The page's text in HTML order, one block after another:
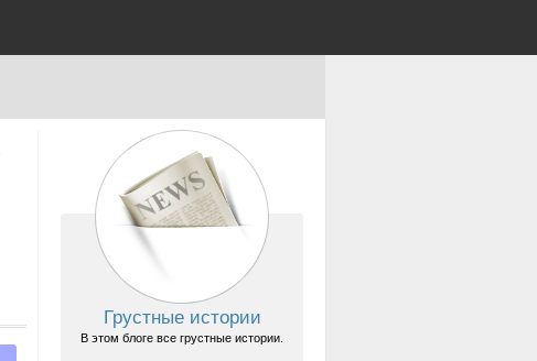
Грустные истории
В этом блоге все грустные истории.